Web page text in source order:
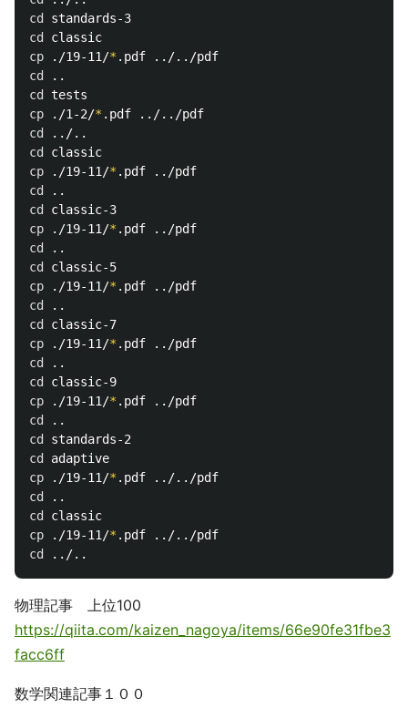
cd
cd
cp ./19-11/*
cd
cd
cp ./1-2/*
cd
cd
cp ./19-11/*
cd
cd
cp ./19-11/*
cd
cd
cp ./19-11/*
cd
cd
cp ./19-11/*
cd
cd
cp ./19-11/*
cd
cd
cd
cp ./19-11/*
cd
cd
cp ./19-11/*
cd
物理記事 上位100
https://qiita.com/kaizen_nagoya/items/66e90fe31fbe3
facc6ff
数学関連記事１００